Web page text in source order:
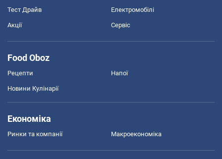
Тест Драйв Електромобілі
Акції Сервіс
Food Oboz
Рецепти Напої
Новини Кулінарії
Економіка
Ринки та компанії Макроекономіка